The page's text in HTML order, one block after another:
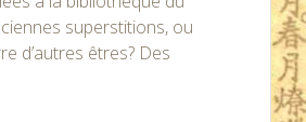
superstitions, ou
d’autres êtres? Des